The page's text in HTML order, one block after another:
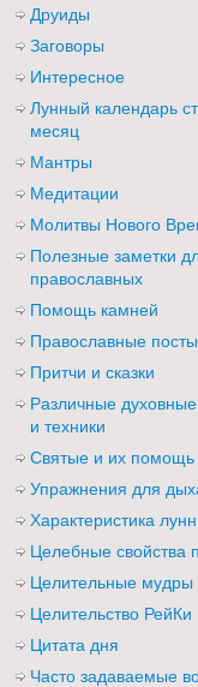
Друиды
Заговоры
Интересное
Лунный календарь
месяц
Мантры
Медитации
Молитвы Нового
Полезные заметки
православных
Помощь камней
Православные посты
Притчи и сказки
Различные духовные
и техники
Святые и их помощь
Упражнения для
Характеристика
Целебные свойства
Целительные мудры
Целительство РейКи
Цитата дня
Часто задаваемые